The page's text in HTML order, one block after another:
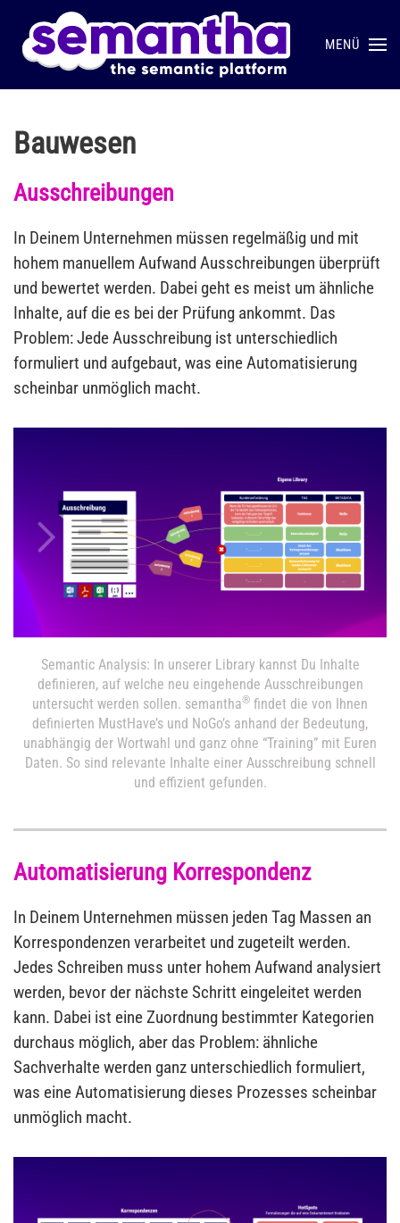
Skip to main content MENÜ
Bauwesen
Ausschreibungen
In Deinem Unternehmen müssen regelmäßig und mit
hohem manuellem Aufwand Ausschreibungen überprüft
und bewertet werden. Dabei geht es meist um ähnliche
Inhalte, auf die es bei der Prüfung ankommt. Das
Problem: Jede Ausschreibung ist unterschiedlich
formuliert und aufgebaut, was eine Automatisierung
scheinbar unmöglich macht.
Semantic Analysis: In unserer Library kannst Du Inhalte
definieren, auf welche neu eingehende Ausschreibungen
untersucht werden sollen. semantha® findet die von Ihnen
definierten MustHave’s und NoGo’s anhand der Bedeutung,
unabhängig der Wortwahl und ganz ohne “Training” mit Euren
Daten. So sind relevante Inhalte einer Ausschreibung schnell
und effizient gefunden.
Automatisierung Korrespondenz
In Deinem Unternehmen müssen jeden Tag Massen an
Korrespondenzen verarbeitet und zugeteilt werden.
Jedes Schreiben muss unter hohem Aufwand analysiert
werden, bevor der nächste Schritt eingeleitet werden
kann. Dabei ist eine Zuordnung bestimmter Kategorien
durchaus möglich, aber das Problem: ähnliche
Sachverhalte werden ganz unterschiedlich formuliert,
was eine Automatisierung dieses Prozesses scheinbar
unmöglich macht.